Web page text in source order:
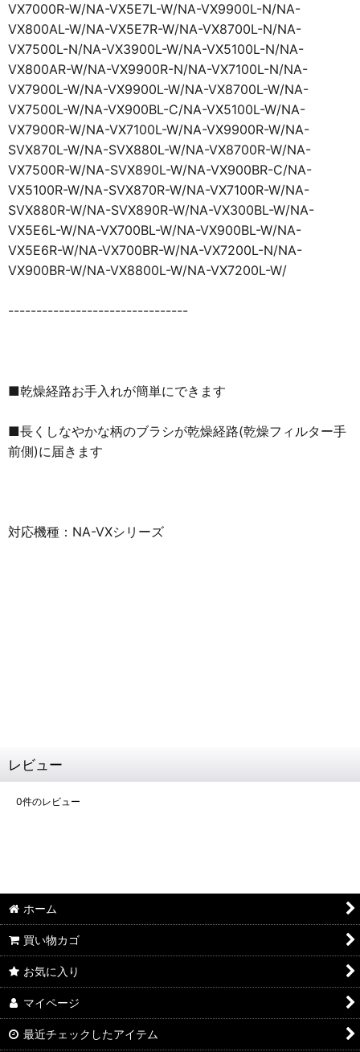
VX7000R-W/NA-VX5E7L-W/NA-VX9900L-N/NA-
VX800AL-W/NA-VX5E7R-W/NA-VX8700L-N/NA-
VX7500L-N/NA-VX3900L-W/NA-VX5100L-N/NA-
VX800AR-W/NA-VX9900R-N/NA-VX7100L-N/NA-
VX7900L-W/NA-VX9900L-W/NA-VX8700L-W/NA-
VX7500L-W/NA-VX900BL-C/NA-VX5100L-W/NA-
VX7900R-W/NA-VX7100L-W/NA-VX9900R-W/NA-
SVX870L-W/NA-SVX880L-W/NA-VX8700R-W/NA-
VX7500R-W/NA-SVX890L-W/NA-VX900BR-C/NA-
VX5100R-W/NA-SVX870R-W/NA-VX7100R-W/NA-
SVX880R-W/NA-SVX890R-W/NA-VX300BL-W/NA-
VX5E6L-W/NA-VX700BL-W/NA-VX900BL-W/NA-
VX5E6R-W/NA-VX700BR-W/NA-VX7200L-N/NA-
VX900BR-W/NA-VX8800L-W/NA-VX7200L-W/
--------------------------------
■乾燥経路お手入れが簡単にできます
■長くしなやかな柄のブラシが乾燥経路(乾燥フィルター手
前側)に届きます
対応機種：NA-VXシリーズ
レビュー
0件のレビュー
ホーム
買い物カゴ
お気に入り
マイページ
最近チェックしたアイテム